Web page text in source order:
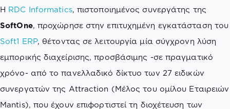
H RDC Informatics, πιστοποιημένος συνεργάτης της
SoftOne, προχώρησε στην επιτυχημένη εγκατάσταση του
Soft1 ERP, θέτοντας σε λειτουργία μία σύγχρονη λύση
εμπορικής διαχείρισης, προσβάσιμης -σε πραγματικό
χρόνο- από το πανελλαδικό δίκτυο των 27 ειδικών
συνεργατών της Attraction (Μέλος του ομίλου Εταιρειών
Mantis), που έχουν επιφορτιστεί τη διοχέτευση των